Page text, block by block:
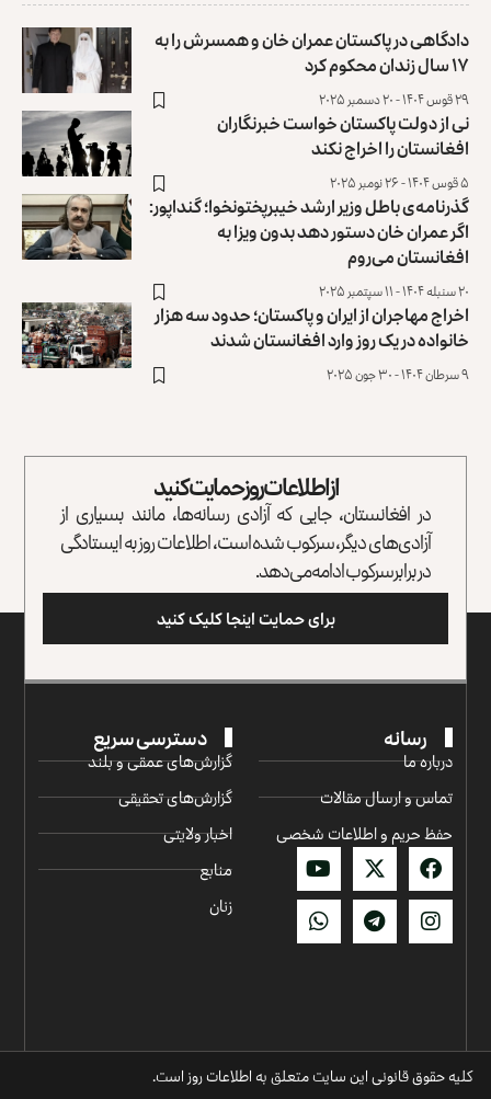
دادگاهی در پاکستان عمران خان و همسرش را به
۱۷ سال زندان محکوم کرد
۲۹ قوس ۱۴۰۴ - ۲۰ دسمبر ۲۰۲۵
نی از دولت پاکستان خواست خبرنگاران
افغانستان را اخراج نکند
۵ قوس ۱۴۰۴ - ۲۶ نومبر ۲۰۲۵
گذرنامه‌ی باطل وزیر ارشد خیبرپختونخوا؛ گنداپور:
اگر عمران خان دستور دهد ‏بدون ویزا به
افغانستان می‌روم
۲۰ سنبله ۱۴۰۴ - ۱۱ سپتمبر ۲۰۲۵
اخراج مهاجران از ایران و پاکستان؛ حدود سه هزار
خانواده در ‏یک روز وارد افغانستان شدند
۹ سرطان ۱۴۰۴ - ۳۰ جون ۲۰۲۵
از اطلاعات روز حمایت کنید
در افغانستان، جایی که آزادی رسانه‌ها، مانند بسیاری از
آزادی‌های دیگر، سرکوب شده است، اطلاعات روز به ایستادگی
در برابر سرکوب ادامه می‌دهد.
برای حمایت اینجا کلیک کنید
رسانه
درباره ما
تماس و ارسال مقالات
حفظ حریم و اطلاعات شخصی
دسترسی سریع
گزارش‌‌های عمقی و بلند
گزارش‌های تحقیقی
اخبار ولایتی
منابع
زنان
کلیه حقوق قانونی این سایت متعلق به اطلاعات روز است.